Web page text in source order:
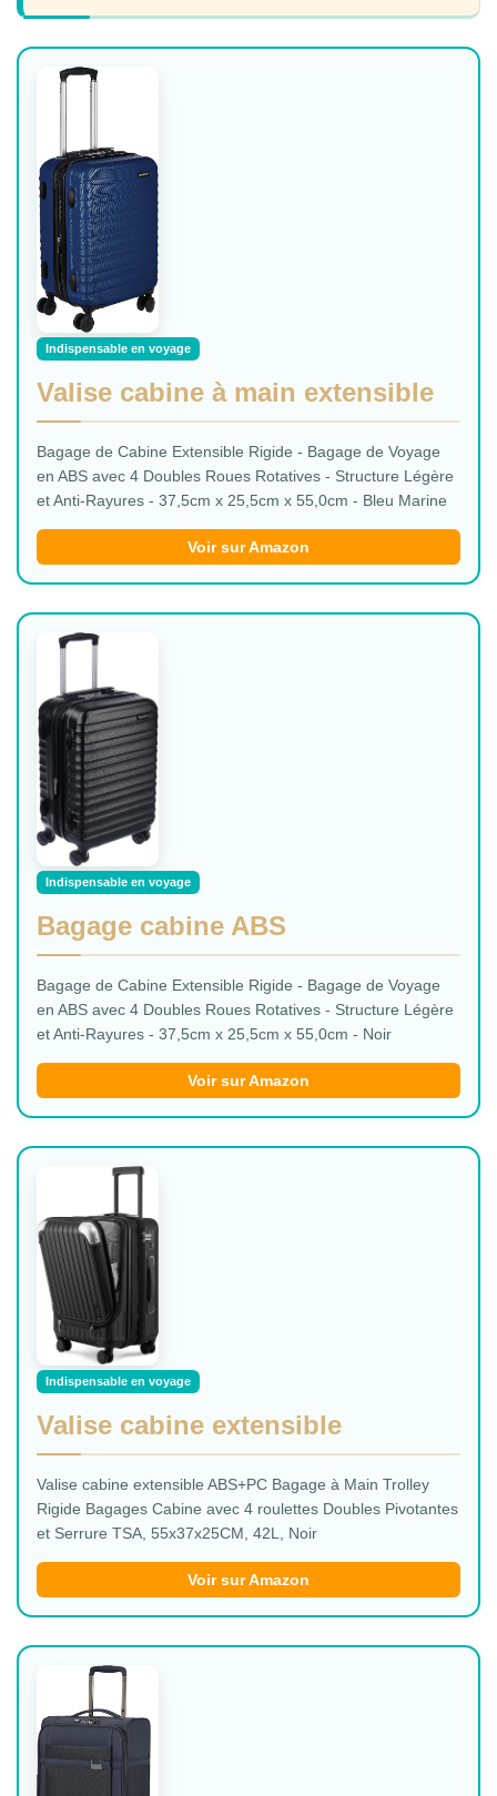
Indispensable en voyage
Valise cabine à main extensible
Bagage de Cabine Extensible Rigide - Bagage de Voyage
en ABS avec 4 Doubles Roues Rotatives - Structure Légère
et Anti-Rayures - 37,5cm x 25,5cm x 55,0cm - Bleu Marine
Voir sur Amazon
Indispensable en voyage
Bagage cabine ABS
Bagage de Cabine Extensible Rigide - Bagage de Voyage
en ABS avec 4 Doubles Roues Rotatives - Structure Légère
et Anti-Rayures - 37,5cm x 25,5cm x 55,0cm - Noir
Voir sur Amazon
Indispensable en voyage
Valise cabine extensible
Valise cabine extensible ABS+PC Bagage à Main Trolley
Rigide Bagages Cabine avec 4 roulettes Doubles Pivotantes
et Serrure TSA, 55x37x25CM, 42L, Noir
Voir sur Amazon